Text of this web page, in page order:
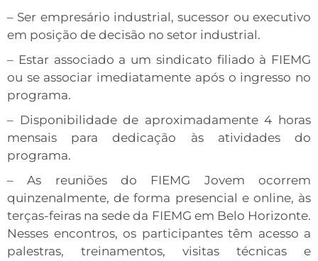
– Ser empresário industrial, sucessor ou executivo
em posição de decisão no setor industrial.
– Estar associado a um sindicato filiado à FIEMG
ou se associar imediatamente após o ingresso no
programa.
– Disponibilidade de aproximadamente 4 horas
mensais para dedicação às atividades do
programa.
– As reuniões do FIEMG Jovem ocorrem
quinzenalmente, de forma presencial e online, às
terças-feiras na sede da FIEMG em Belo Horizonte.
Nesses encontros, os participantes têm acesso a
palestras, treinamentos, visitas técnicas e